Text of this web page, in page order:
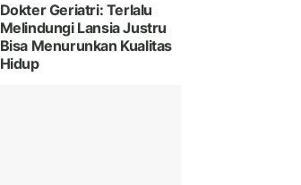
Dokter Geriatri: Terlalu
Melindungi Lansia Justru
Bisa Menurunkan Kualitas
Hidup